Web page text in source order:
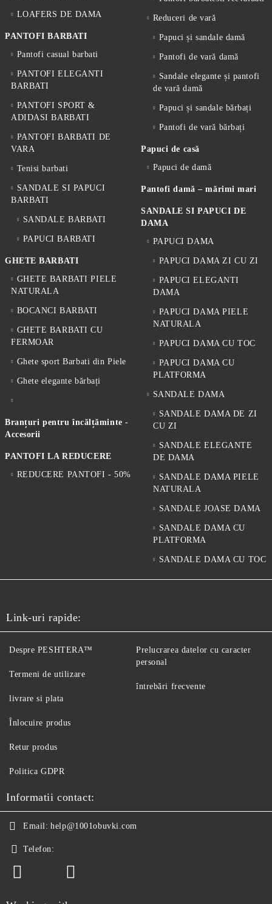
LOAFERS DE DAMA
PANTOFI BARBATI
Pantofi casual barbati
PANTOFI ELEGANTI
BARBATI
PANTOFI SPORT &
ADIDASI BARBATI
PANTOFI BARBATI DE
VARA
Tenisi barbati
SANDALE SI PAPUCI
BARBATI
SANDALE BARBATI
PAPUCI BARBATI
GHETE BARBATI
GHETE BARBATI PIELE
NATURALA
BOCANCI BARBATI
GHETE BARBATI CU
FERMOAR
Ghete sport Barbati din Piele
Ghete elegante bărbați
Branțuri pentru încălțăminte -
Accesorii
PANTOFI LA REDUCERE
REDUCERE PANTOFI - 50%
Reduceri de vară
Papuci și sandale damă
Pantofi de vară damă
Sandale elegante și pantofi
de vară damă
Papuci și sandale bărbați
Pantofi de vară bărbați
Papuci de casă
Papuci de damă
Pantofi damă – mărimi mari
SANDALE SI PAPUCI DE
DAMA
PAPUCI DAMA
PAPUCI DAMA ZI CU ZI
PAPUCI ELEGANTI
DAMA
PAPUCI DAMA PIELE
NATURALA
PAPUCI DAMA CU TOC
PAPUCI DAMA CU
PLATFORMA
SANDALE DAMA
SANDALE DAMA DE ZI
CU ZI
SANDALE ELEGANTE
DE DAMA
SANDALE DAMA PIELE
NATURALA
SANDALE JOASE DAMA
SANDALE DAMA CU
PLATFORMA
SANDALE DAMA CU TOC
Link-uri rapide:
Despre PESHTERA™
Termeni de utilizare
livrare si plata
Înlocuire produs
Retur produs
Politica GDPR
Prelucrarea datelor cu caracter
personal
întrebări frecvente
Informatii contact:
Email: help@1001obuvki.com
Telefon: